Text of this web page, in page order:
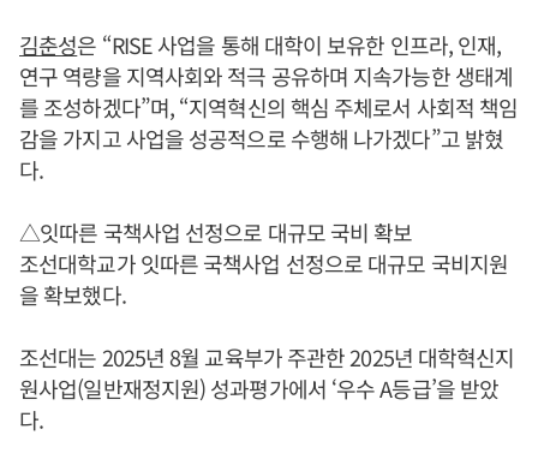
김춘성은 “RISE 사업을 통해 대학이 보유한 인프라, 인재,
연구 역량을 지역사회와 적극 공유하며 지속가능한 생태계
를 조성하겠다”며, “지역혁신의 핵심 주체로서 사회적 책임
감을 가지고 사업을 성공적으로 수행해 나가겠다”고 밝혔
다.
△잇따른 국책사업 선정으로 대규모 국비 확보
조선대학교가 잇따른 국책사업 선정으로 대규모 국비지원
을 확보했다.
조선대는 2025년 8월 교육부가 주관한 2025년 대학혁신지
원사업(일반재정지원) 성과평가에서 ‘우수 A등급’을 받았
다.